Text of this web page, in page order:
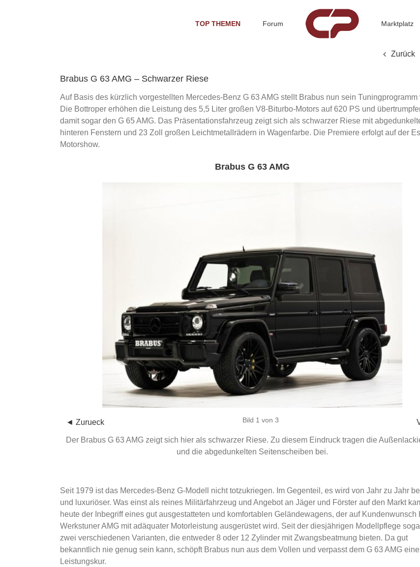
TOP THEMEN Forum Marktplatz
Zurück
Brabus G 63 AMG – Schwarzer Riese
Auf Basis des kürzlich vorgestellten Mercedes-Benz G 63 AMG stellt Brabus nun sein Tuningprogramm
Die Bottroper erhöhen die Leistung des 5,5 Liter großen V8-Biturbo-Motors auf 620 PS und
damit sogar den G 65 AMG. Das Präsentationsfahrzeug zeigt sich als schwarzer Riese mit
hinteren Fenstern und 23 Zoll großen Leichtmetallrädern in Wagenfarbe. Die Premiere erfolgt auf der
Motorshow.
Brabus G 63 AMG
◄ Zurueck Bild 1 von 3
Der Brabus G 63 AMG zeigt sich hier als schwarzer Riese. Zu diesem Eindruck tragen die
und die abgedunkelten Seitenscheiben bei.
Seit 1979 ist das Mercedes-Benz G-Modell nicht totzukriegen. Im Gegenteil, es wird von Jahr zu Jahr
und luxuriöser. Was einst als reines Militärfahrzeug und Angebot an Jäger und Förster auf den Markt
heute der Inbegriff eines gut ausgestatteten und komfortablen Geländewagens, der auf Kundenwunsch
Werkstuner AMG mit adäquater Motorleistung ausgerüstet wird. Seit der diesjährigen Modellpflege
zwei verschiedenen Varianten, die entweder 8 oder 12 Zylinder mit Zwangsbeatmung bieten. Da gut
bekanntlich nie genug sein kann, schöpft Brabus nun aus dem Vollen und verpasst dem G 63 AMG eine
Leistungskur.